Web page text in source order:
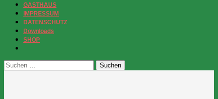
GASTHAUS
IMPRESSUM
DATENSCHUTZ
Downloads
SHOP
Suchen
nach: